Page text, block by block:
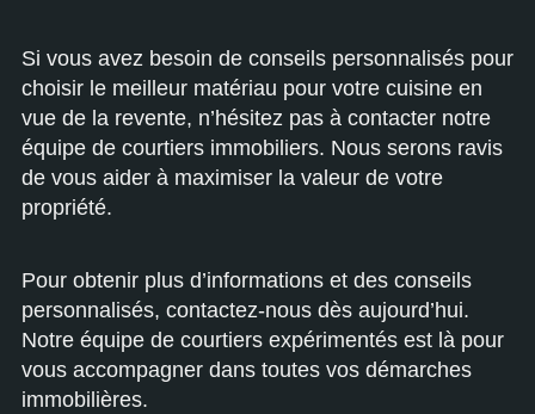
Si vous avez besoin de conseils personnalisés pour
choisir le meilleur matériau pour votre cuisine en
vue de la revente, n’hésitez pas à contacter notre
équipe de courtiers immobiliers. Nous serons ravis
de vous aider à maximiser la valeur de votre
propriété.
Pour obtenir plus d’informations et des conseils
personnalisés, contactez-nous dès aujourd’hui.
Notre équipe de courtiers expérimentés est là pour
vous accompagner dans toutes vos démarches
immobilières.